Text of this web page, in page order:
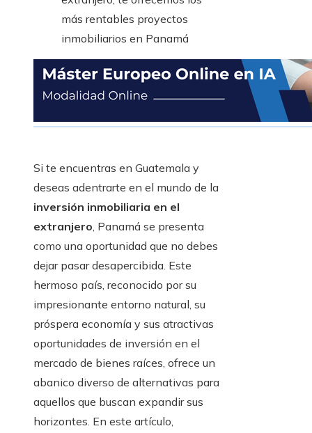
Si te encuentras en Guatemala y
deseas adentrarte en el mundo de la
inversión inmobiliaria en el
extranjero, Panamá se presenta
como una oportunidad que no debes
dejar pasar desapercibida. Este
hermoso país, reconocido por su
impresionante entorno natural, su
próspera economía y sus atractivas
oportunidades de inversión en el
mercado de bienes raíces, ofrece un
abanico diverso de alternativas para
aquellos que buscan expandir sus
horizontes. En este artículo,